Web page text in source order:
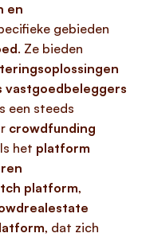
en
gebieden
. Ze bieden
vastgoedbeleggers
een steeds
crowdfunding
het platform
platform,
, dat zich